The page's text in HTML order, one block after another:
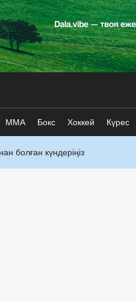
ММА Бокс Хоккей Күрес
болған күндеріңіз